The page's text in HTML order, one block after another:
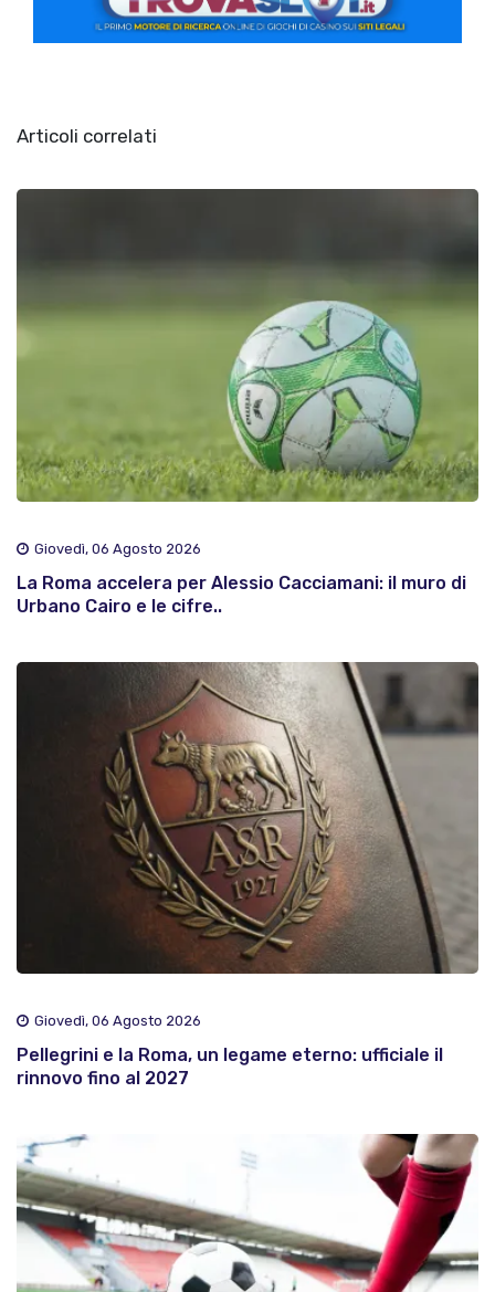
Articoli correlati
Giovedì, 06 Agosto 2026
La Roma accelera per Alessio Cacciamani: il muro di
Urbano Cairo e le cifre..
Giovedì, 06 Agosto 2026
Pellegrini e la Roma, un legame eterno: ufficiale il
rinnovo fino al 2027